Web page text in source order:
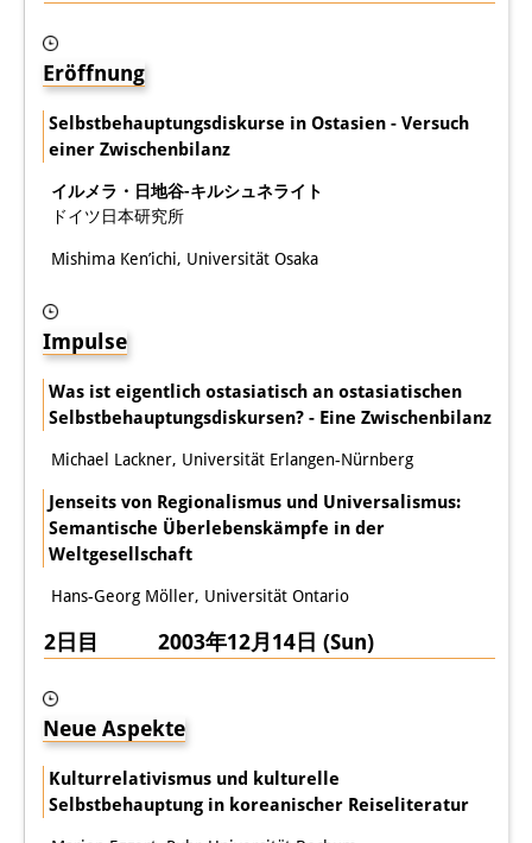
知識生産と知識インフラ
その他のプロジェクト
イベント
イベント概要
DIJ 研究会
レクチャーシリーズ
シンポジウム・会議
ワークショップ
その他のイベント
出版活動の概要
Contemporary Japan
ビデオ
DIJ モノグラフシリーズ
Eröffnung
Selbstbehauptungsdiskurse in Ostasien - Versuch
einer Zwischenbilanz
イルメラ・日地谷-キルシュネライト
ドイツ日本研究所
Mishima Ken’ichi, Universität Osaka
Impulse
Was ist eigentlich ostasiatisch an ostasiatischen
Selbstbehauptungsdiskursen? - Eine Zwischenbilanz
Michael Lackner, Universität Erlangen-Nürnberg
Jenseits von Regionalismus und Universalismus:
Semantische Überlebenskämpfe in der
Weltgesellschaft
Hans-Georg Möller, Universität Ontario
2日目 2003年12月14日 (Sun)
Neue Aspekte
Kulturrelativismus und kulturelle
Selbstbehauptung in koreanischer Reiseliteratur